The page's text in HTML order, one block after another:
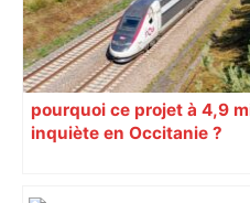
pourquoi ce projet à 4,9
inquiète en Occitanie ?